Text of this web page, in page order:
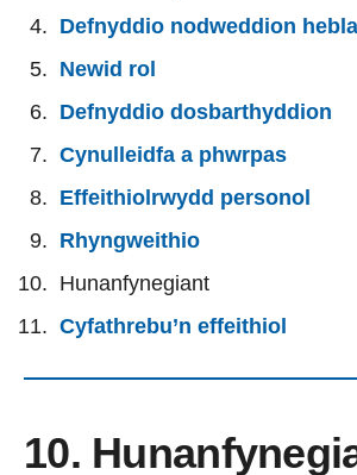
Defnyddio nodweddion
Newid rol
Defnyddio dosbarthyddion
Cynulleidfa a phwrpas
Effeithiolrwydd personol
Rhyngweithio
Hunanfynegiant
Cyfathrebu’n effeithiol
10.